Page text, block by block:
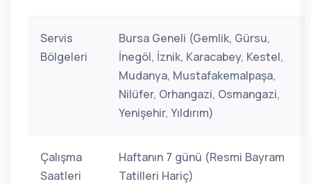
Servis
Bölgeleri
Bursa Geneli (Gemlik, Gürsu,
İnegöl, İznik, Karacabey, Kestel,
Mudanya, Mustafakemalpaşa,
Nilüfer, Orhangazi, Osmangazi,
Yenişehir, Yıldırım)
Çalışma
Saatleri
Haftanın 7 günü (Resmi Bayram
Tatilleri Hariç)